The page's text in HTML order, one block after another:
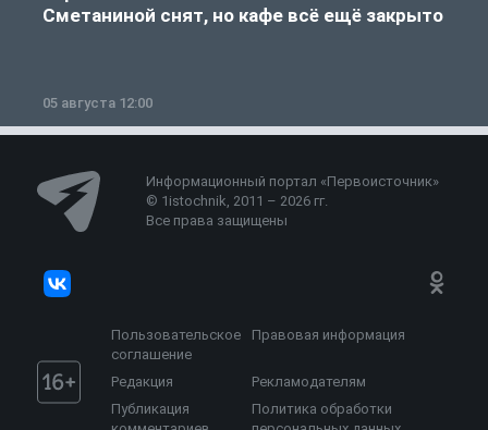
Сметаниной снят, но кафе всё ещё закрыто
05 августа 12:00
Информационный портал «Первоисточник»
© 1istochnik, 2011 – 2026 гг.
Все права защищены
Пользовательское
соглашение
Правовая информация
Редакция
Рекламодателям
Публикация
Политика обработки